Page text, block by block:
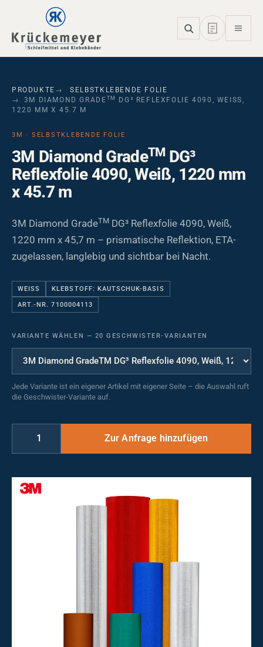
Skip to main navigation
Skip to main content
Skip to page footer
PRODUKTE
SELBSTKLEBENDE FOLIE
3M DIAMOND GRADE TM
DG³ REFLEXFOLIE 4090, WEISS, 1
220 MM X 45.7 M
3M · SELBSTKLEBENDE FOLIE
3M Diamond GradeTMDG³
Reflexfolie 4090, Weiß, 1220 mm
x 45.7 m
3M Diamond GradeTM DG³ Reflexfolie 4090, Weiß,
1220 mm x 45,7 m – prismatische Reflektion, ETA-
zugelassen, langlebig und sichtbar bei Nacht.
WEISS KLEBSTOFF: KAUTSCHUK-BASIS
ART.-NR. 7100004113
VARIANTE WÄHLEN — 20 GESCHWISTER-VARIANTEN
Jede Variante ist ein eigener Artikel mit eigener Seite – die Auswahl ruft
die Geschwister-Variante auf.